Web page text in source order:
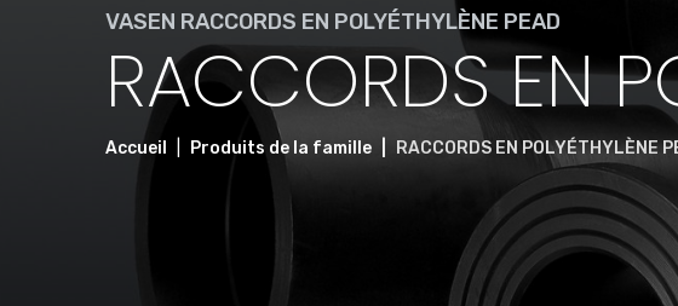
VASEN RACCORDS EN POLYÉTHYLÈNE PEAD
RACCORDS EN
Accueil Produits de la famille RACCORDS EN POLYÉTHYLÈNE